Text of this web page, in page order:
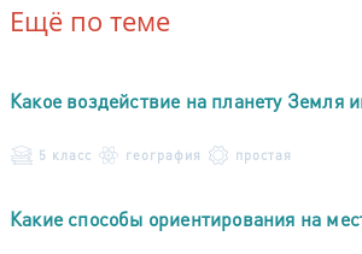
Ещё по теме
Какое воздействие на планету Земля
5 класс география простая
Какие способы ориентирования на